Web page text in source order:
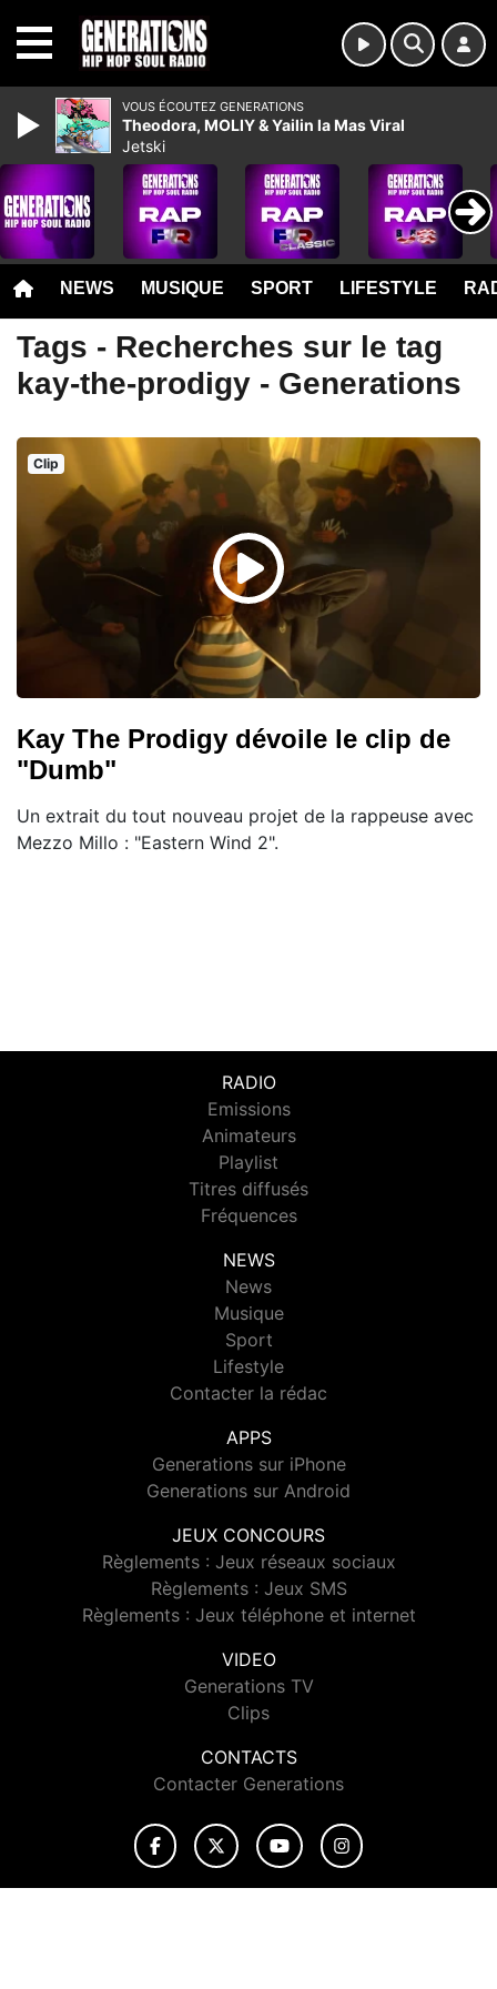
NEWS MUSIQUE SPORT LIFESTYLE
Tags - Recherches sur le tag
kay-the-prodigy - Generations
Clip
Kay The Prodigy dévoile le clip de
"Dumb"
Un extrait du tout nouveau projet de la rappeuse avec
Mezzo Millo : "Eastern Wind 2".
RADIO
Emissions
Animateurs
Playlist
Titres diffusés
Fréquences
NEWS
News
Musique
Sport
Lifestyle
Contacter la rédac
APPS
Generations sur iPhone
Generations sur Android
JEUX CONCOURS
Règlements : Jeux réseaux sociaux
Règlements : Jeux SMS
Règlements : Jeux téléphone et internet
VIDEO
Generations TV
Clips
CONTACTS
Contacter Generations
VOUS ÉCOUTEZ GENERATIONS
Theodora, MOLIY & Yailin la Mas Viral
Jetski